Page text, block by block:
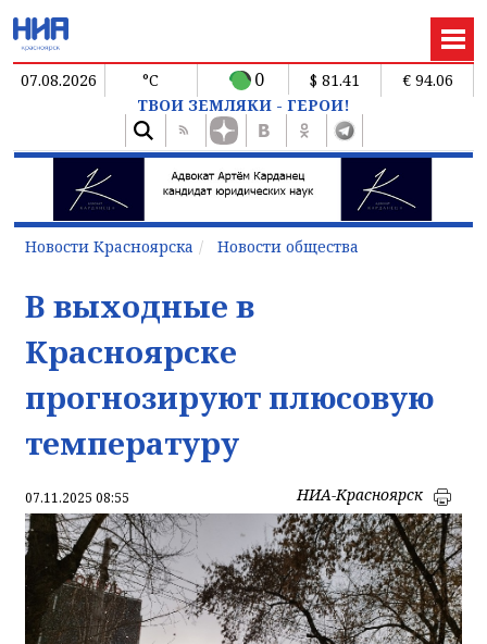
07.08.2026 °C 0 $ 81.41
€ 94.06
ТВОИ ЗЕМЛЯКИ - ГЕРОИ!
Новости Красноярска Новости общества
В выходные в
Красноярске
прогнозируют плюсовую
температуру
07.11.2025 08:55 НИА-Красноярск